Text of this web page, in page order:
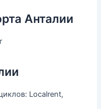
Анталии
Localrent,